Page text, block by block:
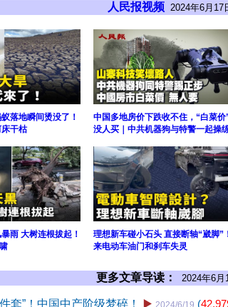
人民报视频 2024年6月17
落地瞬间烫没了！
干枯
中国多地房价下跌收不住，“白菜价
没人买｜中共机器狗与特警一起操
雨 大树连根拔起！
理想新车碰小石头 直接断轴“崴脚”
来电动车油门和刹车失灵
更多文章导读： 2024年6月
套”！中国中产阶级梦碎！ ▶️ 2024/6/19 (